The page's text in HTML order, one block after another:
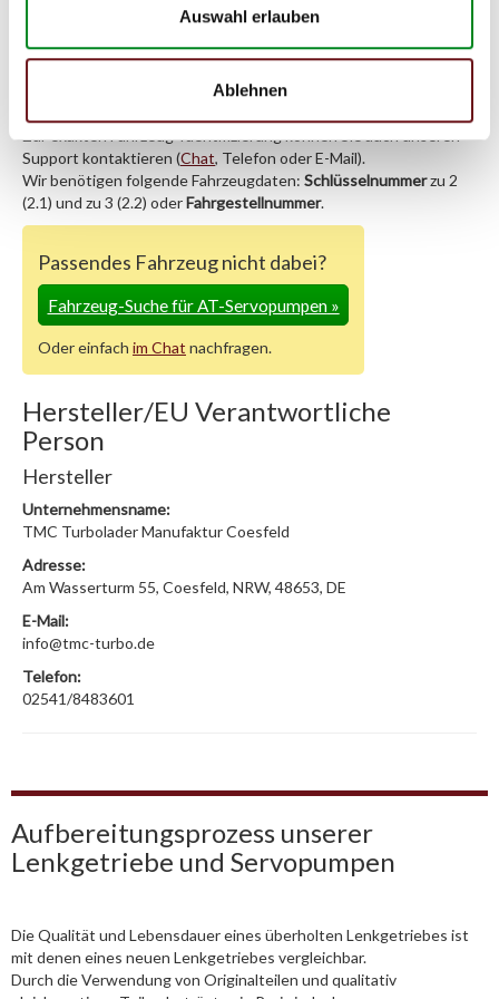
Auswahl erlauben
Ablehnen
(4E) 1.9 TD
Zur exakten Fahrzeug-Identifizierung können Sie auch unseren
Support kontaktieren (Chat, Telefon oder E-Mail).
Wir benötigen folgende Fahrzeugdaten: Schlüsselnummerzu 2
(2.1) und zu 3 (2.2) oderFahrgestellnummer.
Passendes Fahrzeug nicht dabei?
Fahrzeug-Suche für AT-Servopumpen»
Oder einfach im Chat nachfragen.
Hersteller/EU Verantwortliche
Person
Hersteller
Unternehmensname:
TMC Turbolader Manufaktur Coesfeld
Adresse:
Am Wasserturm 55, Coesfeld, NRW, 48653, DE
E-Mail:
info@tmc-turbo.de
Telefon:
02541/8483601
Aufbereitungsprozess unserer
Lenkgetriebe und Servopumpen
Die Qualität und Lebensdauer eines überholten Lenkgetriebes ist
mit denen eines neuen Lenkgetriebes vergleichbar.
Durch die Verwendung von Originalteilen und qualitativ